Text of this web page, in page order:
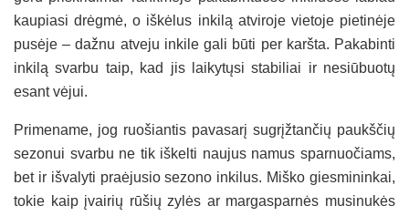
kaupiasi drėgmė, o iškėlus inkilą atviroje vietoje pietinėje
pusėje – dažnu atveju inkile gali būti per karšta. Pakabinti
inkilą svarbu taip, kad jis laikytųsi stabiliai ir nesiūbuotų
esant vėjui.
Primename, jog ruošiantis pavasarį sugrįžtančių paukščių
sezonui svarbu ne tik iškelti naujus namus sparnuočiams,
bet ir išvalyti praėjusio sezono inkilus. Miško giesmininkai,
tokie kaip įvairių rūšių zylės ar margasparnės musinukės